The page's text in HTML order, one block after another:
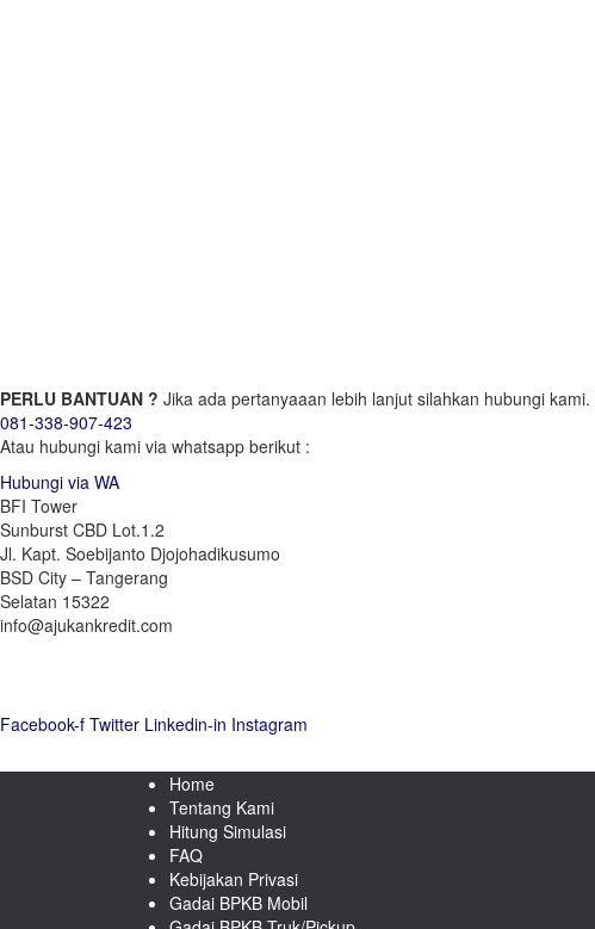
PERLU BANTUAN ? Jika ada pertanyaaan lebih lanjut silahkan hubungi kami.
081-338-907-423
Atau hubungi kami via whatsapp berikut :
Hubungi via WA
BFI Tower
Sunburst CBD Lot.1.2
Jl. Kapt. Soebijanto Djojohadikusumo
BSD City – Tangerang
Selatan 15322
info@ajukankredit.com
Facebook-f Twitter Linkedin-in Instagram
Home
Tentang Kami
Hitung Simulasi
FAQ
Kebijakan Privasi
Gadai BPKB Mobil